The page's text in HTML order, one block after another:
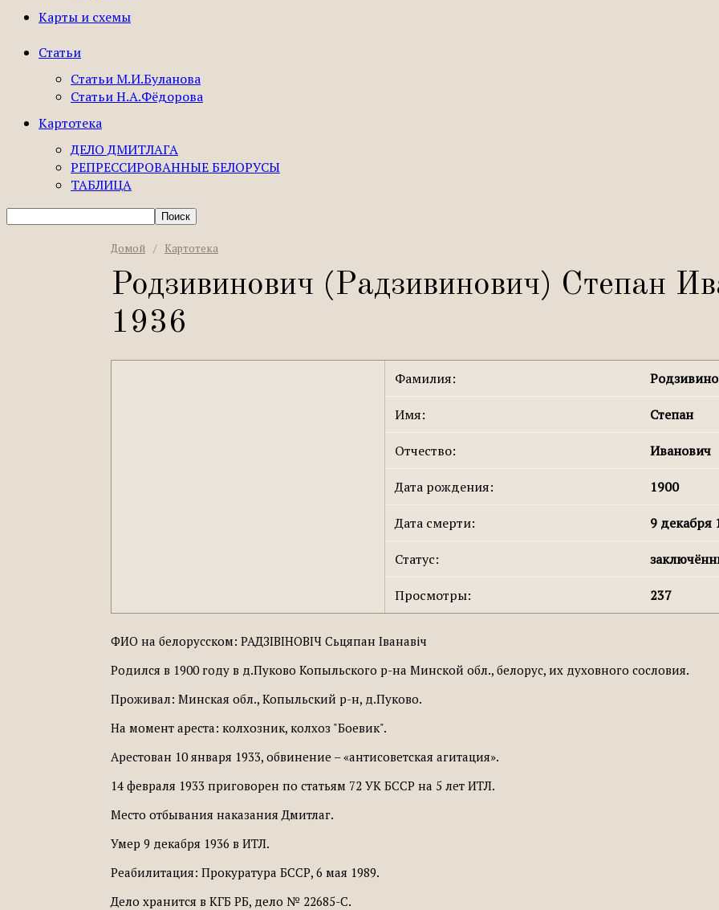
Карты и схемы
Статьи
Статьи М.И.Буланова
Статьи Н.А.Фёдорова
Картотека
ДЕЛО ДМИТЛАГА
РЕПРЕССИРОВАННЫЕ БЕЛОРУСЫ
ТАБЛИЦА
Домой / Картотека
Родзивинович (Радзивинович) Степан
1936
Фамилия:
Имя: Степан
Отчество: Иванович
Дата рождения: 1900
Дата смерти: 9 декабря
Статус:
Просмотры: 237
ФИО на белорусском: РАДЗІВІНОВІЧ Сьцяпан Іванавіч
Родился в 1900 году в д.Пуково Копыльского р-на Минской обл., белорус, их духовного сословия.
Проживал: Минская обл., Копыльский р-н, д.Пуково.
На момент ареста: колхозник, колхоз "Боевик".
Арестован 10 января 1933, обвинение – «антисоветская агитация».
14 февраля 1933 приговорен по статьям 72 УК БССР на 5 лет ИТЛ.
Место отбывания наказания Дмитлаг.
Умер 9 декабря 1936 в ИТЛ.
Реабилитация: Прокуратура БССР, 6 мая 1989.
Дело хранится в КГБ РБ, дело № 22685-С.